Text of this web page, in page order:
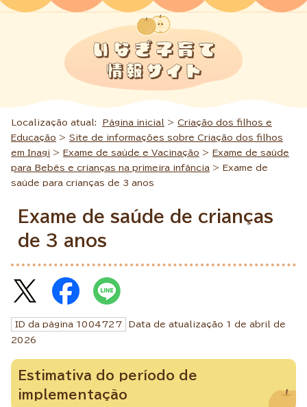
Localização atual: Página inicial > Criação dos filhos e
Educação > Site de informações sobre Criação dos filhos
em Inagi > Exame de saúde e Vacinação > Exame de saúde
para Bebês e crianças na primeira infância > Exame de
saúde para crianças de 3 anos
Exame de saúde de crianças
de 3 anos
ID da página 1004727
Data de atualização 1 de abril de
2026
Estimativa do período de
implementação